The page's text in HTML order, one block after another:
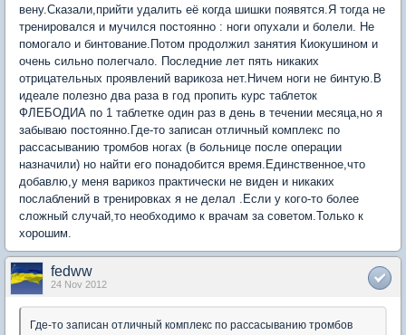
вену.Сказали,прийти удалить её когда шишки появятся.Я тогда не
тренировался и мучился постоянно : ноги опухали и болели. Не
помогало и бинтование.Потом продолжил занятия Киокушином и
очень сильно полегчало. Последние лет пять никаких
отрицательных проявлений варикоза нет.Ничем ноги не бинтую.В
идеале полезно два раза в год пропить курс таблеток
ФЛЕБОДИА по 1 таблетке один раз в день в течении месяца,но я
забываю постоянно.Где-то записан отличный комплекс по
рассасыванию тромбов ногах (в больнице после операции
назначили) но найти его понадобится время.Единственное,что
добавлю,у меня варикоз практически не виден и никаких
послаблений в тренировках я не делал .Если у кого-то более
сложный случай,то необходимо к врачам за советом.Только к
хорошим.
fedww
24 Nov 2012
Где-то записан отличный комплекс по рассасыванию тромбов